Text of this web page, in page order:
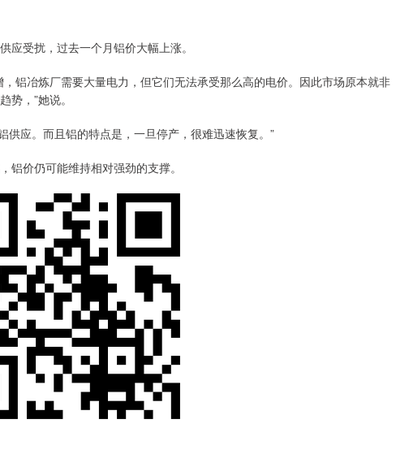
受扰，过去一个月铝价大幅上涨。
铝冶炼厂需要大量电力，但它们无法承受那么高的电价。因此市场原本就非
，”她说。
应。而且铝的特点是，一旦停产，很难迅速恢复。”
价仍可能维持相对强劲的支撑。